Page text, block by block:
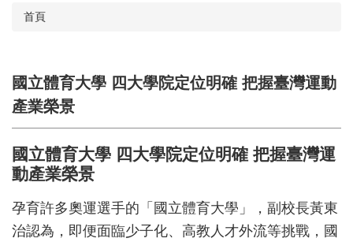
首頁
國立體育大學 四大學院定位明確 把握臺灣運動
產業榮景
國立體育大學 四大學院定位明確 把握臺灣運
動產業榮景
孕育許多奧運選手的「國立體育大學」，副校長黃東
治認為，即便面臨少子化、高教人才外流等挑戰，國